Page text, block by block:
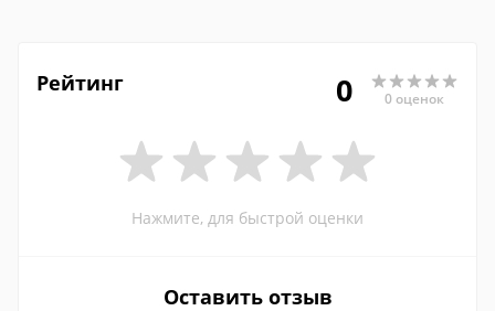
Рейтинг 0 0 оценок
Нажмите, для быстрой оценки
Оставить отзыв